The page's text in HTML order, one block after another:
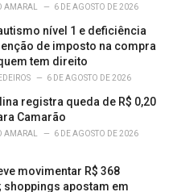
AMARAL 6 DE AGOSTO DE 2026
nível 1 e deficiência
de imposto na compra
tem direito
6 DE AGOSTO DE 2026
registra queda de R$ 0,20
Camarão
AMARAL 6 DE AGOSTO DE 2026
movimentar R$ 368
shoppings apostam em